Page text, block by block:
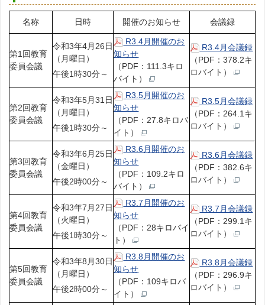
名称 日時 開催のお知らせ 会議録
第1回教育
委員会議
令和3年4月26日
（月曜日）
午後1時30分～
R3.4月開催のお
知らせ
（PDF：111.3キロ
バイト）
R3.4月会議録
（PDF：378.2キ
ロバイト）
第2回教育
委員会議
令和3年5月31日
（月曜日）
午後1時30分～
R3.5月開催のお
知らせ
（PDF：27.8キロバ
イト）
R3.5月会議録
（PDF：264.1キ
ロバイト）
第3回教育
委員会議
令和3年6月25日
（金曜日）
午後2時00分～
R3.6月開催のお
知らせ
（PDF：109.2キロ
バイト）
R3.6月会議録
（PDF：382.6キ
ロバイト）
第4回教育
委員会議
令和3年7月27日
（火曜日）
午後1時30分～
R3.7月開催のお
知らせ
（PDF：28キロバイ
ト）
R3.7月会議録
（PDF：299.1キ
ロバイト）
第5回教育
委員会議
令和3年8月30日
（月曜日）
午後2時00分～
R3.8月開催のお
知らせ
（PDF：109キロバ
イト）
R3.8月会議録
（PDF：296.9キ
ロバイト）